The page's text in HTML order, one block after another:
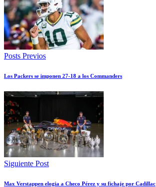
Posts Previos
Los Packers se imponen 27-18 a los Commanders
Siguiente Post
Max Verstappen elogia a Checo Pérez y su fichaje por Cadillac